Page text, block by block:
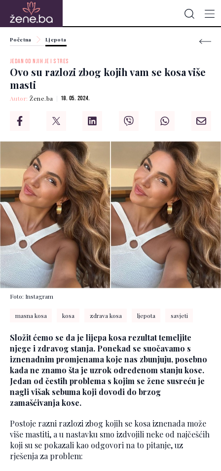
Početna Ljepota
JEDAN OD NJIH JE I STRES
Ovo su razlozi zbog kojih vam se kosa više
masti
Autor:Žene.ba 18. 05. 2024.
Foto: Instagram
masna kosa kosa zdrava kosa ljepota savjeti
Složit ćemo se da je lijepa kosa rezultat temeljite
njege i zdravog stanja. Ponekad se suočavamo s
iznenadnim promjenama koje nas zbunjuju, posebno
kada ne znamo šta je uzrok određenom stanju kose.
Jedan od čestih problema s kojim se žene susreću je
nagli višak sebuma koji dovodi do brzog
zamašćivanja kose.
Postoje razni razlozi zbog kojih se kosa iznenada može
više mastiti, a u nastavku smo izdvojili neke od najčešćih
koji su se pokazali kao odgovori na to pitanje, uz
rješenja za problem: